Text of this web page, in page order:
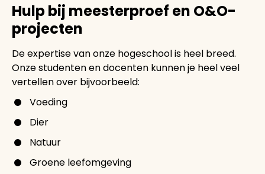
Hulp bij meesterproef en O&O-
projecten
De expertise van onze hogeschool is heel breed.
Onze studenten en docenten kunnen je heel veel
vertellen over bijvoorbeeld:
Voeding
Dier
Natuur
Groene leefomgeving